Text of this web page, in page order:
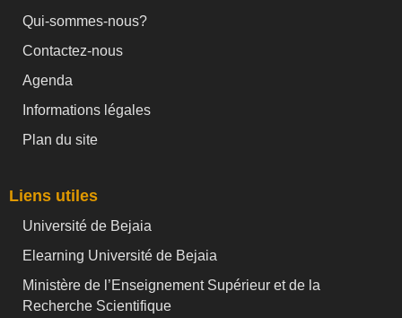
Qui-sommes-nous?
Contactez-nous
Agenda
Informations légales
Plan du site
Liens utiles
Université de Bejaia
Elearning Université de Bejaia
Ministère de l’Enseignement Supérieur et de la
Recherche Scientifique